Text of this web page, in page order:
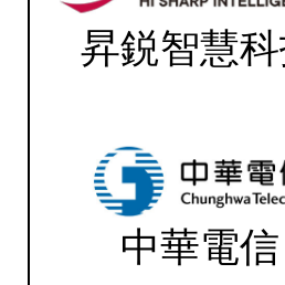
昇鋭智慧
中華電信